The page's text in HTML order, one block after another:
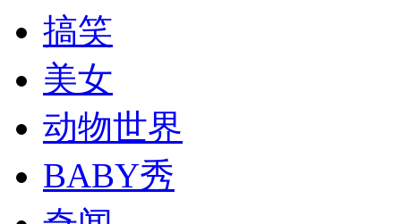
消防员救轻生者
司机酒驾遇交警 急速倒车逃窜
搞笑
美女
动物世界
BABY秀